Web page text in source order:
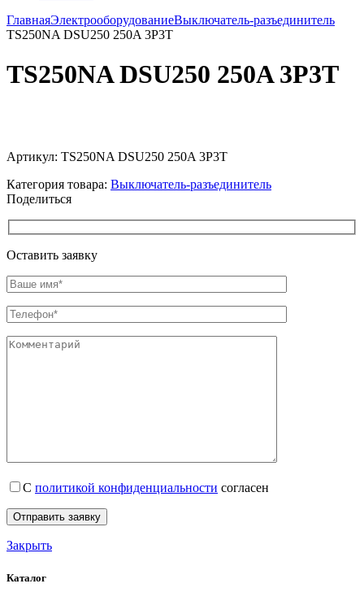
ГлавнаяЭлектрооборудованиеВыключатель-разъединитель
TS250NA DSU250 250A 3P3T
TS250NA DSU250 250A 3P3T
Артикул: TS250NA DSU250 250A 3P3T
Категория товара: Выключатель-разъединитель
Поделиться
Оставить заявку
С политикой конфиденциальности согласен
Закрыть
Каталог